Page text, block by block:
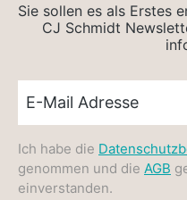
Sie sollen es als Erstes
CJ Schmidt
Ich habe die
genommen und die AGB
einverstanden.